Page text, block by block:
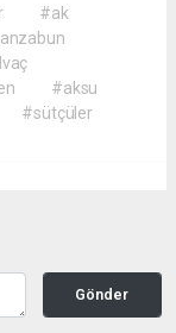
#ak
#aksu
#sütçüler
Gönder